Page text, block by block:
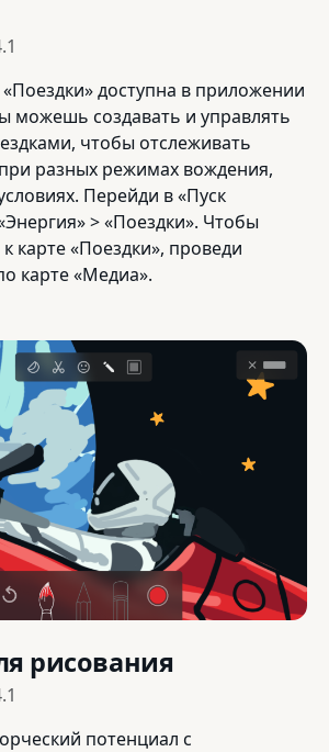
доступна в приложении
можешь создавать и управлять
чтобы отслеживать
разных режимах вождения,
Перейди в «Пуск
> «Поездки». Чтобы
карте «Поездки», проведи
карте «Медиа».
рисования
потенциал с